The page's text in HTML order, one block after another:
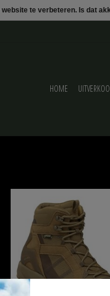
HOME
Tour GTX®
A LIGHTWEIGHT ON-OFF DUTY TACTICAL
FOR ACTIVE OPERATORS IN NEED OF
AGILE PERFORMANCE. IDEAL FOR
MOVEMENTS ON THE TRAIL OR IN
ENVIRONMENTS.
te verbeteren. Is dat